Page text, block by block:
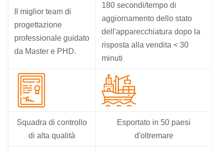
Il miglior team di
progettazione
professionale guidato
da Master e PHD.
180 secondi/tempo di
aggiornamento dello stato
dell'apparecchiatura dopo la
risposta alla vendita < 30
minuti
Squadra di controllo
di alta qualità
Esportato in 50 paesi
d'oltremare